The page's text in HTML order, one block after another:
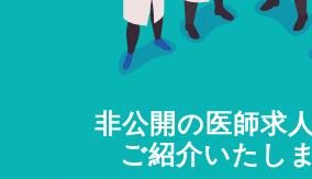
非公開の医師求
ご紹介いたし